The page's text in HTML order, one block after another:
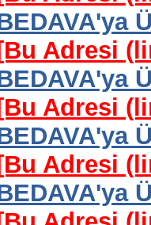
[Bu Adresi
[Bu Adresi
[Bu Adresi